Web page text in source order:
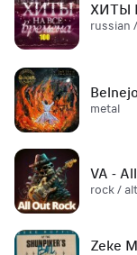
ХИТЫ
russian
metal
VA -
rock /
Zeke